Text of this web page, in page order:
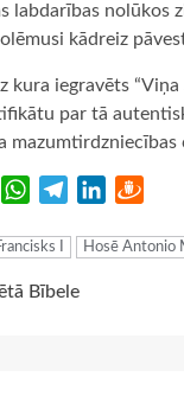
labdarības nolūkos
kādreiz
kura iegravēts
par tā
mazumtirdzniecības
Copy
WhatsApp
TelegramLinkedIn
I Hosē Antonio
Bībele